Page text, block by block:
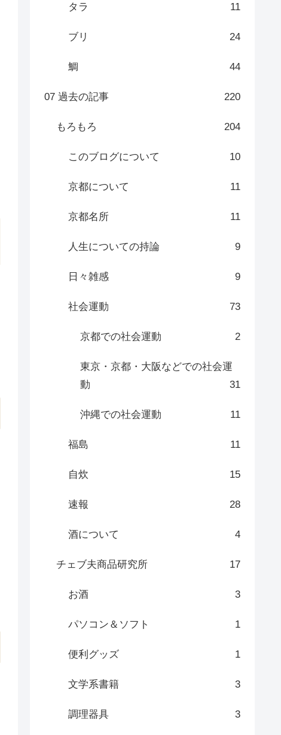
タラ 11
ブリ 24
鯛 44
07 過去の記事 220
もろもろ 204
このブログについて 10
京都について 11
京都名所 11
人生についての持論 9
日々雑感 9
社会運動 73
京都での社会運動 2
東京・京都・大阪などでの社会運
動
31
沖縄での社会運動 11
福島 11
自炊 15
速報 28
酒について 4
チェブ夫商品研究所 17
お酒 3
パソコン＆ソフト 1
便利グッズ 1
文学系書籍 3
調理器具 3